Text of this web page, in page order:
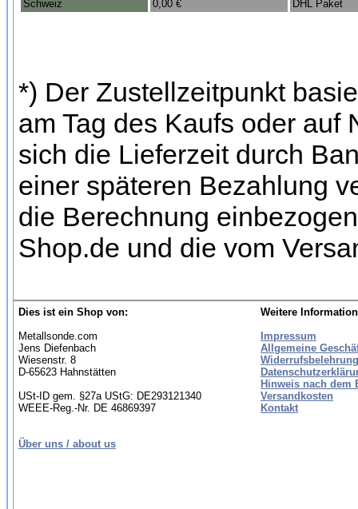
Schweiz
0,00 € DHL Paket
*) Der Zustellzeitpunkt
am Tag des Kaufs oder
sich die Lieferzeit durch
einer späteren Bezahlung
die Berechnung
Shop.de und die vom
Dies ist ein Shop von:
Metallsonde.com
Jens Diefenbach
Wiesenstr. 8
D-65623 Hahnstätten
USt-ID gem. §27a UStG: DE293121340
WEEE-Reg.-Nr. DE 46869397
Über uns / about us
Weitere
Impressum
Allgemeine
Hinweis nach dem
Versandkosten
Kontakt